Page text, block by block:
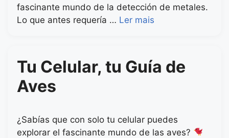
fascinante mundo de la detección de metales.
Lo que antes requería … Ler mais
Tu Celular, tu Guía de
Aves
¿Sabías que con solo tu celular puedes
explorar el fascinante mundo de las aves?